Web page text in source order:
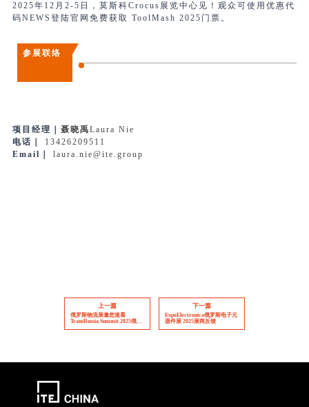
2025年12月2-5日，莫斯科Crocus展览中心见！观众可使用优惠代
码NEWS登陆官网免费获取 ToolMash 2025门票。
参展联络
项目经理 聂晓禹Laura Nie
电话
13426209511
Email
laura.nie@ite.group
上一篇
俄罗斯物流展邀您速看
TransRussia Summit 2025俄罗
下一篇
ExpoElectronica俄罗斯电子元
器件展 2025展商反馈